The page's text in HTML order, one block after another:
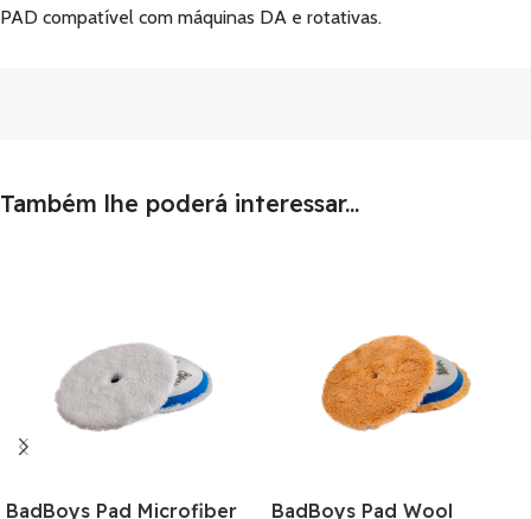
PAD compatível com máquinas DA e rotativas.
Também lhe poderá interessar...
BadBoys Pad Microfiber
BadBoys Pad Wool